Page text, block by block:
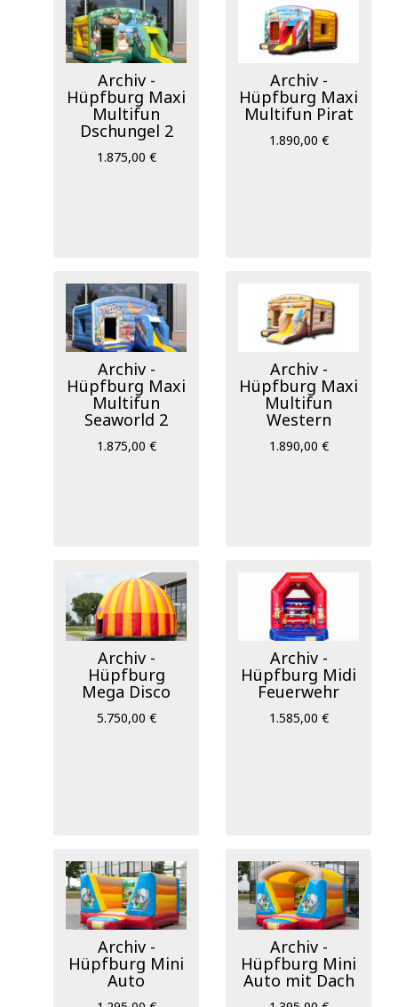
Archiv -
Hüpfburg Maxi
Multifun
Dschungel 2
1.875,00 €
Archiv -
Hüpfburg Maxi
Multifun Pirat
1.890,00 €
Archiv -
Hüpfburg Maxi
Multifun
Seaworld 2
1.875,00 €
Archiv -
Hüpfburg Maxi
Multifun
Western
1.890,00 €
Archiv -
Hüpfburg
Mega Disco
5.750,00 €
Archiv -
Hüpfburg Midi
Feuerwehr
1.585,00 €
Archiv -
Hüpfburg Mini
Auto
Archiv -
Hüpfburg Mini
Auto mit Dach